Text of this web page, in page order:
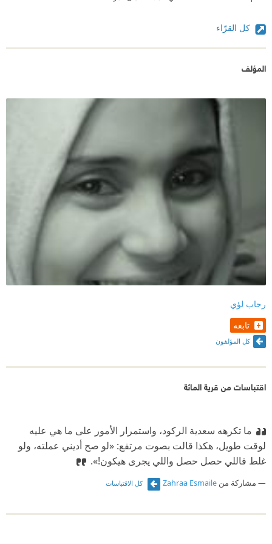
كل القرّاء
المؤلف
رحاب لؤي
تابعه
كل المؤلفون
اقتباسات من قرية المائة
ما تكرهه سعدية الركود، واستمرار الأمور على ما هي عليه
لوقت طويل، هكذا قالت بصوت مرتفع: «لو صح أديني عملته، ولو
غلط فاللي حصل حصل واللي يجرى هيكون!».
مشاركة من Zahraa Esmaile كل الاقتباسات